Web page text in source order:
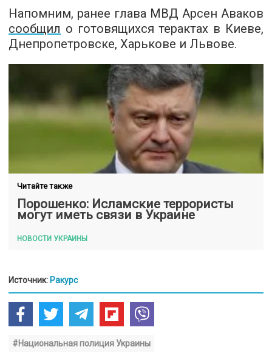
Напомним, ранее глава МВД Арсен Аваков
сообщил о готовящихся терактах в Киеве,
Днепропетровске, Харькове и Львове.
Читайте также
Порошенко: Исламские террористы
могут иметь связи в Украине
НОВОСТИ УКРАИНЫ
Источник: Ракурс
#Национальная полиция Украины